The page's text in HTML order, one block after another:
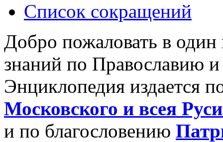
Список сокращений
Добро пожаловать в
знаний по Православию
Энциклопедия издается
Московского и всея
и по благословению